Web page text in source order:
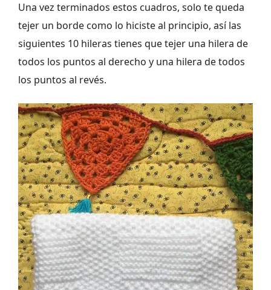
Una vez terminados estos cuadros, solo te queda
tejer un borde como lo hiciste al principio, así las
siguientes 10 hileras tienes que tejer una hilera de
todos los puntos al derecho y una hilera de todos
los puntos al revés.